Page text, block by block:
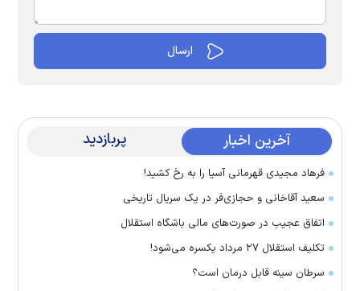
آخرین اخبار پربازدید
فرهاد مجیدی قهرمانی آسیا را به رخ کشید!
سعید آقاخانی و حجازی‌فر در یک سریال تاریخی
اتفاق عجیب در صورت‌های مالی باشگاه استقلال
تکلیف استقلال ۲۷ مرداد یکسره می‌شود!
سرطان سینه قابل درمان است؟